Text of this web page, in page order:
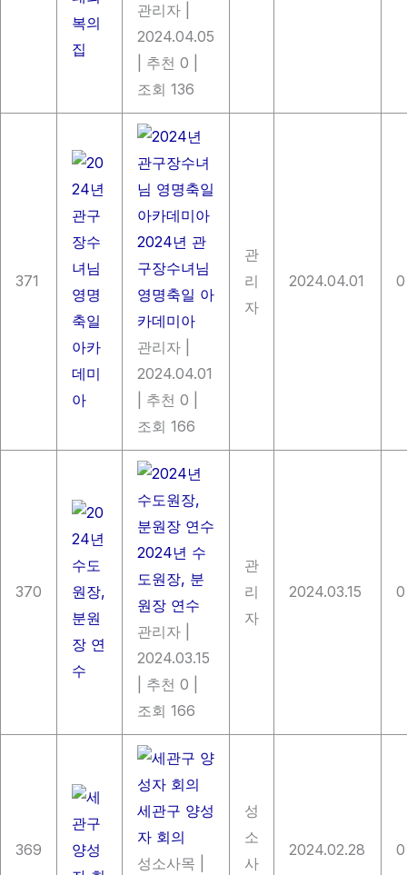
관리자
2024.04.05
추천 0
조회 136
371
2024년 관
구장수녀님
영명축일 아
카데미아
관리자
2024.04.01
추천 0
조회 166
관
리
자
2024.04.01 0
370
2024년 수
도원장, 분
원장 연수
관리자
2024.03.15
추천 0
조회 166
관
리
자
2024.03.15 0
369
세관구 양성
자 회의
성소사목
성
소
사
2024.02.28 0